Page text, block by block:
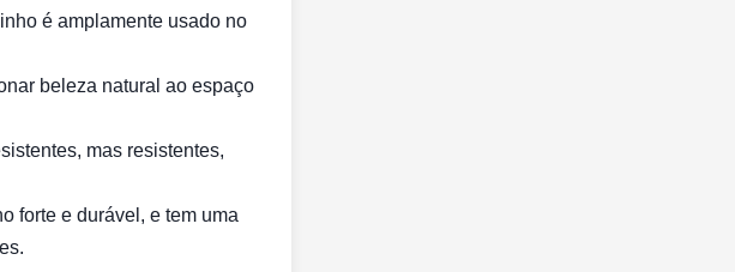
é amplamente usado no
beleza natural ao espaço
mas resistentes,
forte e durável, e tem uma